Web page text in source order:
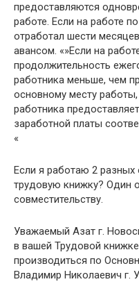
предоставляются
работе. Если на работе
отработал шести
авансом. «»Если на
продолжительность
работника меньше, чем
основному месту
работника
заработной платы
«
Если я работаю 2 разных
трудовую книжку? Один
совместительству.
Уважаемый Азат г.
в вашей Трудовой
производиться по
Владимир Николаевич г.